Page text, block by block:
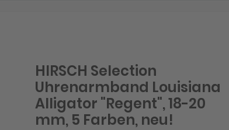
HIRSCH Selection
Uhrenarmband Louisiana
Alligator "Regent", 18-20
mm, 5 Farben, neu!